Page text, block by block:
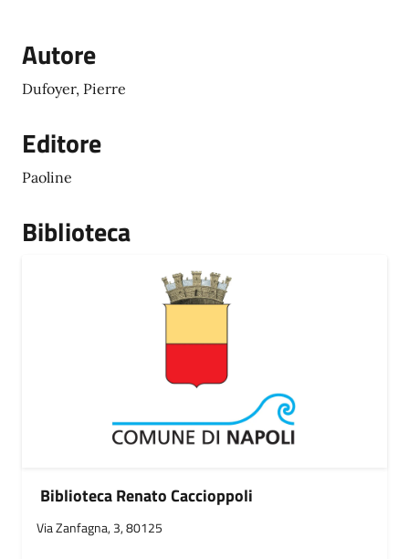
Autore
Dufoyer, Pierre
Editore
Paoline
Biblioteca
Biblioteca Renato Caccioppoli
Via Zanfagna, 3, 80125